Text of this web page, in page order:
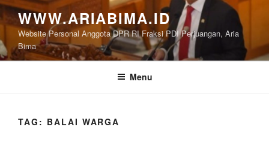
Skip
to
content
WWW.ARIABIMA.ID
Website Personal Anggota DPR RI Fraksi PDI Perjuangan, Aria
Bima
Menu
TAG: BALAI WARGA